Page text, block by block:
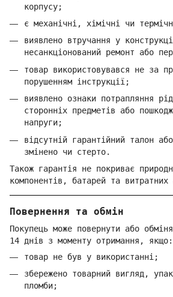
корпусу;
є механічні, хімічні чи
виявлено втручання у
несанкціонований ремонт або
товар використовувався не за
порушенням інструкції;
виявлено ознаки потрапляння
сторонніх предметів або
напруги;
відсутній гарантійний талон
змінено чи стерто.
Також гарантія не покриває
компонентів, батарей та витратних
Повернення та обмін
Покупець може повернути або
14 днів з моменту отримання, якщо:
товар не був у використанні;
збережено товарний вигляд,
пломби;